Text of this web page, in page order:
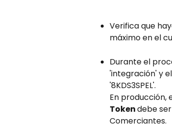
Verifica que
máximo en el
Durante el
'integración' y
'8KDS3SPEL'.
En producción,
Token debe
Comerciantes.